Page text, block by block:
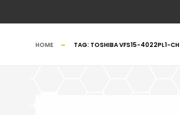
HOME TAG: TOSHIBA VFS15-4022PL1-CH